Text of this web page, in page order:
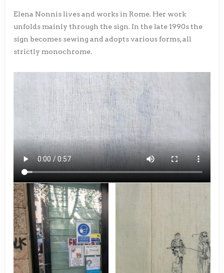
Elena Nonnis lives and works in Rome. Her work
unfolds mainly through the sign. In the late 1990s the
sign becomes sewing and adopts various forms, all
strictly monochrome.